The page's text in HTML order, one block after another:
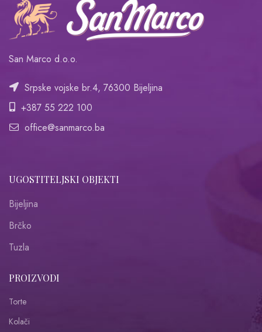
San Marco d.o.o.
Srpske vojske br.4, 76300 Bijeljina
+387 55 222 100
office@sanmarco.ba
UGOSTITELJSKI OBJEKTI
Bijeljina
Brčko
Tuzla
PROIZVODI
Torte
Kolači